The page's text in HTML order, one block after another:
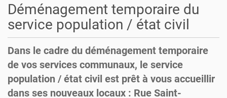
Déménagement temporaire du
service population / état civil
Dans le cadre du déménagement temporaire
de vos services communaux, le service
population / état civil est prêt à vous accueillir
dans ses nouveaux locaux : Rue Saint-